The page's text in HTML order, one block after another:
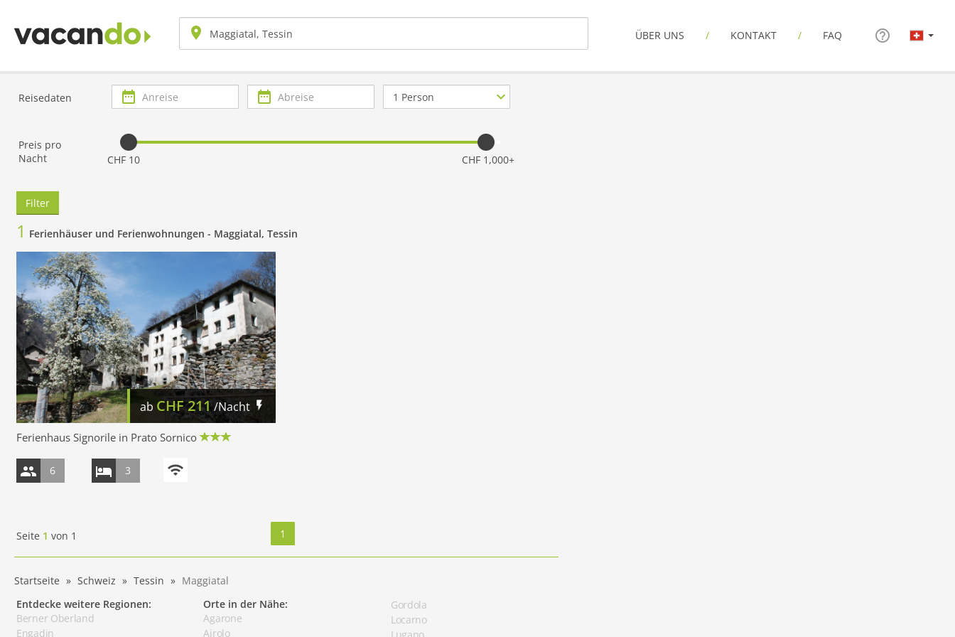
ÜBER UNS KONTAKT FAQ
Reisedaten Anreise Abreise
Anzahl
Personen
Preis pro
Nacht
CHF 10 CHF 1,000+
Filter
1 Ferienhäuser und Ferienwohnungen - Maggiatal, Tessin
ab CHF211/Nacht
Ferienhaus Signorile in Prato Sornico
6 3
Seite 1 von 1 1
Startseite Schweiz Tessin
Maggiatal
Entdecke weitere Regionen:
Berner Oberland
Engadin
Orte in der Nähe:
Agarone
Airolo
Gordola
Locarno